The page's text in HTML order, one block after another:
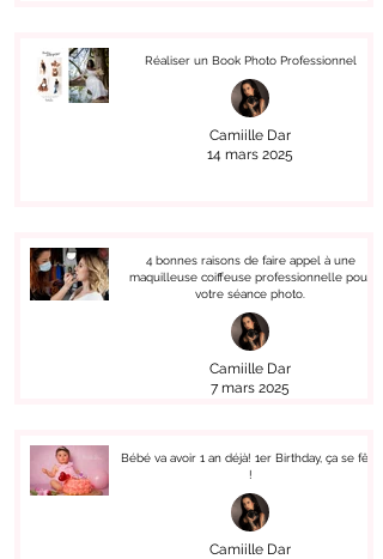
Réaliser un Book Photo Professionnel
Camiille Dar
14 mars 2025
4 bonnes raisons de faire appel à une
maquilleuse coiffeuse professionnelle pour
votre séance photo.
Camiille Dar
7 mars 2025
Bébé va avoir 1 an déjà! 1er Birthday, ça se fête
!
Camiille Dar